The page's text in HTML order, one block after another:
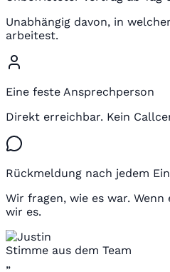
Unabhängig davon, in
arbeitest.
Eine feste Ansprechperson
Direkt erreichbar. Kein
Rückmeldung nach jedem
Wir fragen, wie es war.
wir es.
Stimme aus dem Team
„